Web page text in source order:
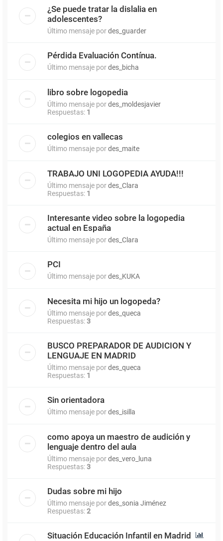
¿Se puede tratar la dislalia en
adolescentes?
Último mensaje pordes_guarder
Pérdida Evaluación Contínua.
Último mensaje pordes_bicha
libro sobre logopedia
Último mensaje pordes_moldesjavier
Respuestas: 1
colegios en vallecas
Último mensaje pordes_maite
TRABAJO UNI LOGOPEDIA AYUDA!!!
Último mensaje pordes_Clara
Respuestas: 1
Interesante video sobre la logopedia
actual en España
Último mensaje pordes_Clara
PCI
Último mensaje pordes_KUKA
Necesita mi hijo un logopeda?
Último mensaje pordes_queca
Respuestas:3
BUSCO PREPARADOR DE AUDICION Y
LENGUAJE EN MADRID
Último mensaje pordes_queca
Respuestas: 1
Sin orientadora
Último mensaje pordes_isilla
como apoya un maestro de audición y
lenguaje dentro del aula
Último mensaje pordes_vero_luna
Respuestas:3
Dudas sobre mi hijo
Último mensaje pordes_sonia Jiménez
Respuestas:2
Situación Educación Infantil en Madrid